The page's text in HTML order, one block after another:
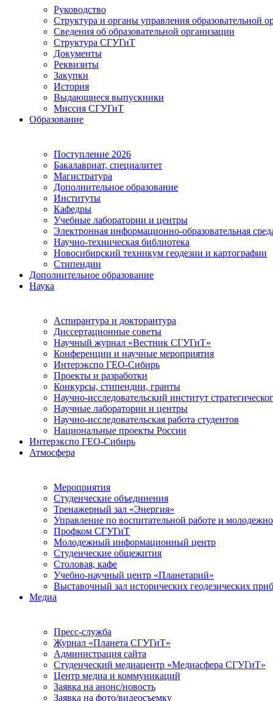
Руководство
Структура и органы управления образовательной
Сведения об образовательной организации
Структура СГУГиТ
Документы
Реквизиты
Закупки
История
Выдающиеся выпускники
Миссия СГУГиТ
Образование
Поступление 2026
Бакалавриат, специалитет
Магистратура
Дополнительное образование
Институты
Кафедры
Учебные лаборатории и центры
Электронная информационно-образовательная
Научно-техническая библиотека
Новосибирский техникум геодезии и картографии
Стипендии
Дополнительное образование
Наука
Аспирантура и докторантура
Диссертационные советы
Научный журнал «Вестник СГУГиТ»
Конференции и научные мероприятия
Интерэкспо ГЕО-Сибирь
Проекты и разработки
Конкурсы, стипендии, гранты
Научно-исследовательский институт
Научные лаборатории и центры
Научно-исследовательская работа студентов
Национальные проекты России
Интерэкспо ГЕО-Сибирь
Атмосфера
Мероприятия
Студенческие объединения
Тренажерный зал «Энергия»
Управление по воспитательной работе и
Профком СГУГиТ
Молодежный информационный центр
Студенческие общежития
Столовая, кафе
Учебно-научный центр «Планетарий»
Выставочный зал исторических геодезических
Медиа
Пресс-служба
Журнал «Планета СГУГиТ»
Администрация сайта
Студенческий медиацентр «Медиасфера СГУГиТ»
Центр медиа и коммуникаций
Заявка на анонс/новость
Заявка на фото/видеосъемку